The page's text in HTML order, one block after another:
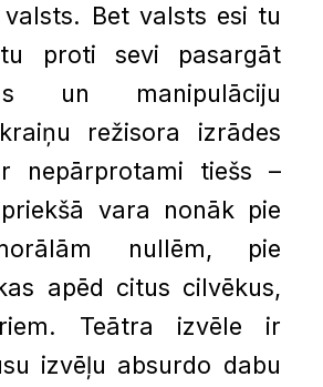
Bet valsts esi tu
proti sevi pasargāt
un manipulāciju
režisora izrādes
nepārprotami tiešs –
vara nonāk pie
nullēm, pie
apēd citus cilvēkus,
Teātra izvēle ir
izvēļu absurdo dabu